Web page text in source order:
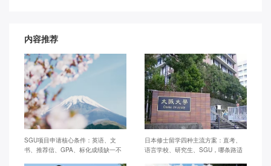
内容推荐
SGU项目申请核心条件：英语、文
书、推荐信、GPA、标化成绩缺一不
日本修士留学四种主流方案：直考、
语言学校、研究生、SGU，哪条路适